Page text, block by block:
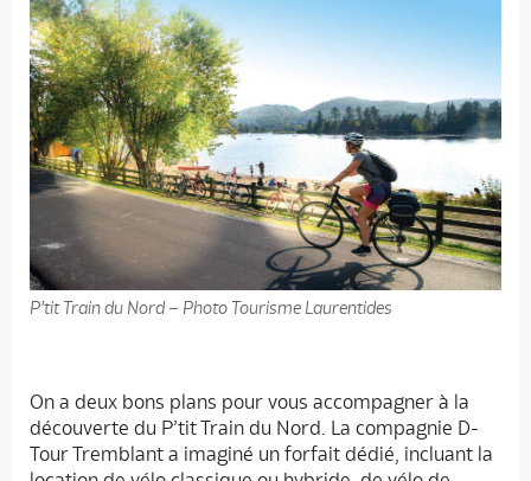
P’tit Train du Nord – Photo Tourisme Laurentides
On a deux bons plans pour vous accompagner à la
découverte du P’tit Train du Nord. La compagnie D-
Tour Tremblant a imaginé un forfait dédié, incluant la